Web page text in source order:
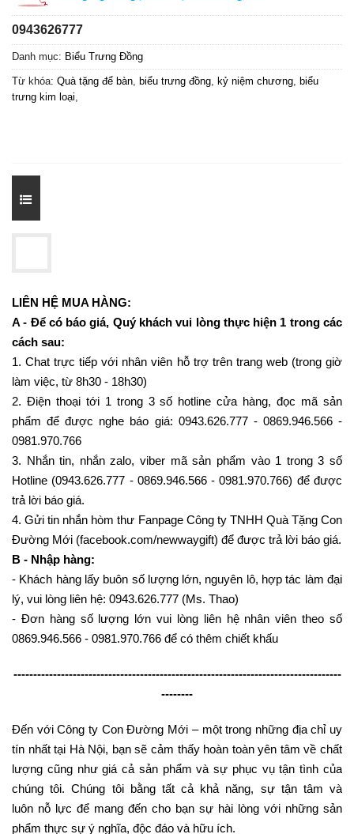
0943626777
Danh mục: Biểu Trưng Đồng
Từ khóa: Quà tặng để bàn, biểu trưng đồng, kỷ niệm chương, biểu
trưng kim loại,
LIÊN HỆ MUA HÀNG:
A - Để có báo giá, Quý khách vui lòng thực hiện 1 trong các
cách sau:
1. Chat trực tiếp với nhân viên hỗ trợ trên trang web (trong giờ
làm việc, từ 8h30 - 18h30)
2. Điện thoại tới 1 trong 3 số hotline cửa hàng, đọc mã sản
phẩm để được nghe báo giá: 0943.626.777 - 0869.946.566 -
0981.970.766
3. Nhắn tin, nhắn zalo, viber mã sản phẩm vào 1 trong 3 số
Hotline (0943.626.777 - 0869.946.566 - 0981.970.766) để được
trả lời báo giá.
4. Gửi tin nhắn hòm thư Fanpage Công ty TNHH Quà Tặng Con
Đường Mới (facebook.com/newwaygift) để được trả lời báo giá.
B - Nhập hàng:
- Khách hàng lấy buôn số lượng lớn, nguyên lô, hợp tác làm đại
lý, vui lòng liên hệ: 0943.626.777 (Ms. Thao)
- Đơn hàng số lượng lớn vui lòng liên hệ nhân viên theo số
0869.946.566 - 0981.970.766 để có thêm chiết khấu
-----------------------------------------------------------------------------------
--------
Đến với Công ty Con Đường Mới – một trong những địa chỉ uy
tín nhất tại Hà Nội, bạn sẽ cảm thấy hoàn toàn yên tâm về chất
lượng cũng như giá cả sản phẩm và sự phục vụ tận tình của
chúng tôi. Chúng tôi bằng tất cả khả năng, sự tận tâm và
luôn nỗ lực để mang đến cho bạn sự hài lòng với những sản
phẩm thực sự ý nghĩa, độc đáo và hữu ích.